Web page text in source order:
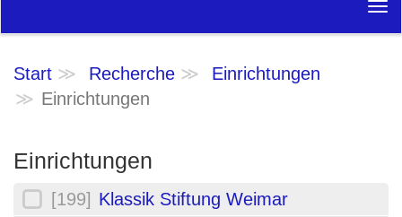
Start Recherche
Einrichtungen
Einrichtungen
Einrichtungen
[199] Klassik Stiftung Weimar